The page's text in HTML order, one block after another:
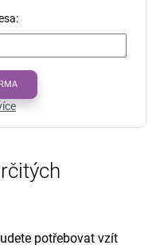
potřebovat vzít